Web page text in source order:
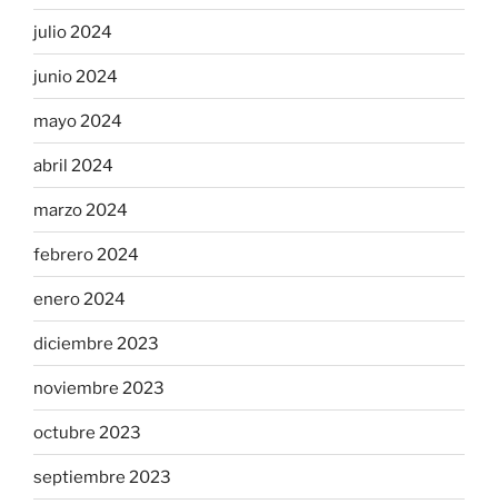
julio 2024
junio 2024
mayo 2024
abril 2024
marzo 2024
febrero 2024
enero 2024
diciembre 2023
noviembre 2023
octubre 2023
septiembre 2023